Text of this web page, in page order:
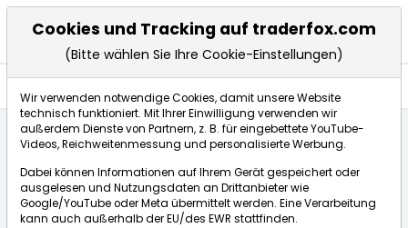
Nachrichten
Cookies und Tracking auf traderfox.com
(Bitte wählen Sie Ihre Cookie-Einstellungen)
Wir verwenden notwendige Cookies, damit unsere Website
technisch funktioniert. Mit Ihrer Einwilligung verwenden wir
außerdem Dienste von Partnern, z. B. für eingebettete YouTube-
Videos, Reichweitenmessung und personalisierte Werbung.
Dabei können Informationen auf Ihrem Gerät gespeichert oder
ausgelesen und Nutzungsdaten an Drittanbieter wie
Google/YouTube oder Meta übermittelt werden. Eine Verarbeitung
kann auch außerhalb der EU/des EWR stattfinden.